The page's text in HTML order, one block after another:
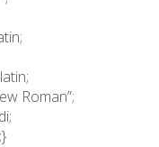
Roman”;